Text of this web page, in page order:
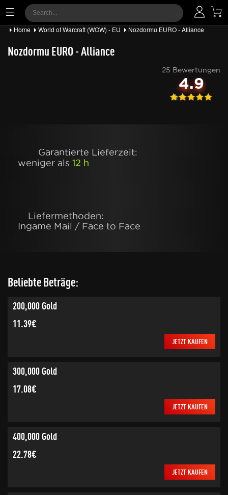
Home World of Warcraft (WOW) - EU Nozdormu EURO - Alliance
Nozdormu EURO - Alliance
25 Bewertungen
4.9
Garantierte Lieferzeit:
weniger als 12 h
Liefermethoden:
Ingame Mail / Face to Face
Beliebte Beträge:
200,000 Gold
11.39€
JETZT KAUFEN
300,000 Gold
17.08€
JETZT KAUFEN
400,000 Gold
22.78€
JETZT KAUFEN